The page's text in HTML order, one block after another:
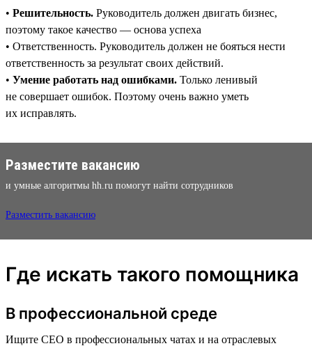
• Решительность. Руководитель должен двигать бизнес,
поэтому такое качество — основа успеха
• Ответственность. Руководитель должен не бояться нести
ответственность за результат своих действий.
• Умение работать над ошибками. Только ленивый
не совершает ошибок. Поэтому очень важно уметь
их исправлять.
Разместите вакансию
и умные алгоритмы hh.ru помогут найти сотрудников
Разместить вакансию
Где искать такого помощника
В профессиональной среде
Ищите CEO в профессиональных чатах и на отраслевых